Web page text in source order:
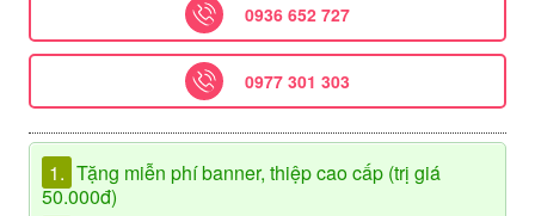
0936 652 727
0977 301 303
1. Tặng miễn phí banner, thiệp cao cấp (trị giá
50.000đ)